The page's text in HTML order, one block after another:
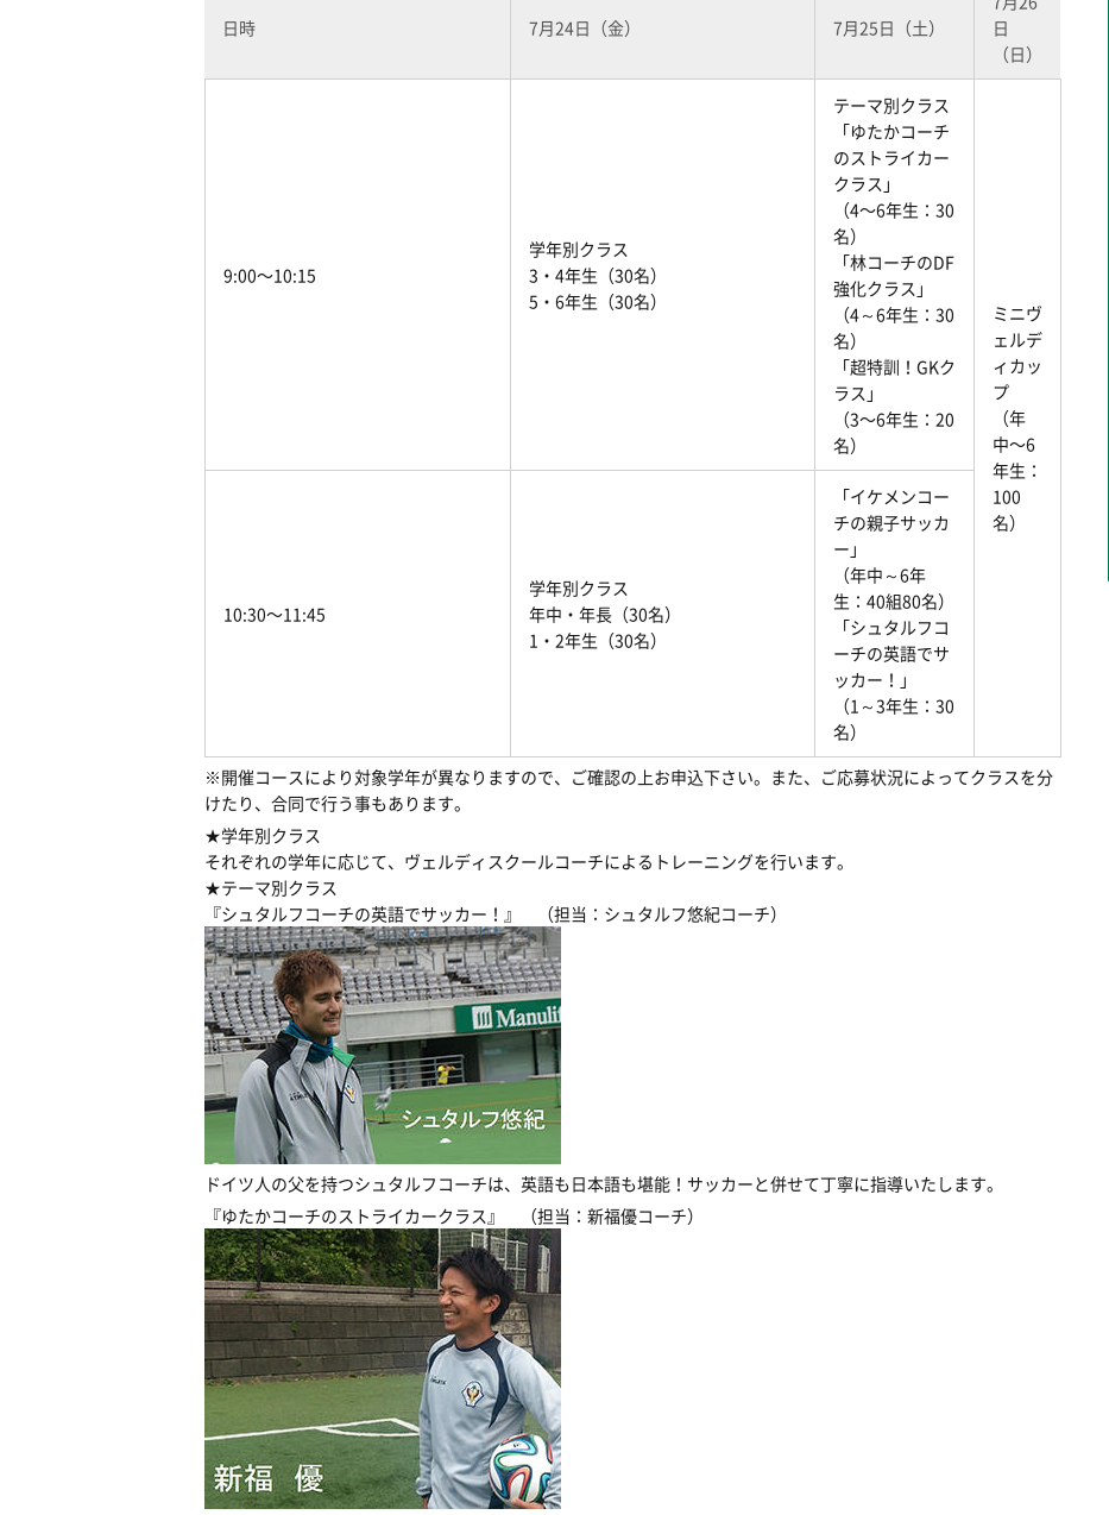
日時 7月24日（金） 7月25日（土）
日
（日）
9:00〜10:15
学年別クラス
3・4年生（30名）
5・6年生（30名）
テーマ別クラス
「ゆたかコーチ
のストライカー
クラス」
（4〜6年生：30
名）
「林コーチのDF
強化クラス」
（4～6年生：30
名）
「超特訓！GKク
ラス」
（3〜6年生：20
名）
ミニヴ
ェルデ
ィカッ
プ
（年
中〜6
年生：
100
名）
10:30〜11:45
学年別クラス
年中・年長（30名）
1・2年生（30名）
「イケメンコー
チの親子サッカ
ー」
（年中～6年
生：40組80名）
「シュタルフコ
ーチの英語でサ
ッカー！」
（1～3年生：30
名）
※開催コースにより対象学年が異なりますので、ご確認の上お申込下さい。また、ご応募状況によってクラスを分
けたり、合同で行う事もあります。
★学年別クラス
それぞれの学年に応じて、ヴェルディスクールコーチによるトレーニングを行います。
★テーマ別クラス
『シュタルフコーチの英語でサッカー！』 （担当：シュタルフ悠紀コーチ）
ドイツ人の父を持つシュタルフコーチは、英語も日本語も堪能！サッカーと併せて丁寧に指導いたします。
『ゆたかコーチのストライカークラス』 （担当：新福優コーチ）